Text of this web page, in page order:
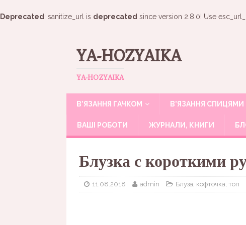
Deprecated : sanitize_url is deprecated since version 2.8.0! Use
YA-HOZYAIKA
YA-HOZYAIKA
В’ЯЗАННЯ ГАЧКОМ В’ЯЗАННЯ СПИЦЯМИ
ВАШІ РОБОТИ ЖУРНАЛИ, КНИГИ
Блузка с короткими
11.08.2018 admin Блуза, кофточка, топ